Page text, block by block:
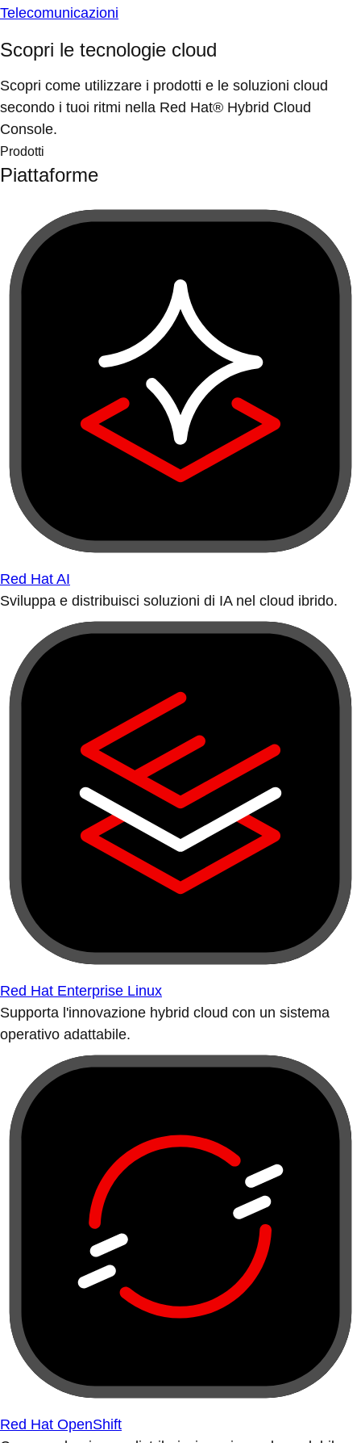
Telecomunicazioni
Scopri le tecnologie cloud
Scopri come utilizzare i prodotti e le soluzioni cloud
secondo i tuoi ritmi nella Red Hat® Hybrid Cloud
Console.
Prodotti
Piattaforme
Red Hat AI
Sviluppa e distribuisci soluzioni di IA nel cloud ibrido.
Red Hat Enterprise Linux
Supporta l'innovazione hybrid cloud con un sistema
operativo adattabile.
Red Hat OpenShift